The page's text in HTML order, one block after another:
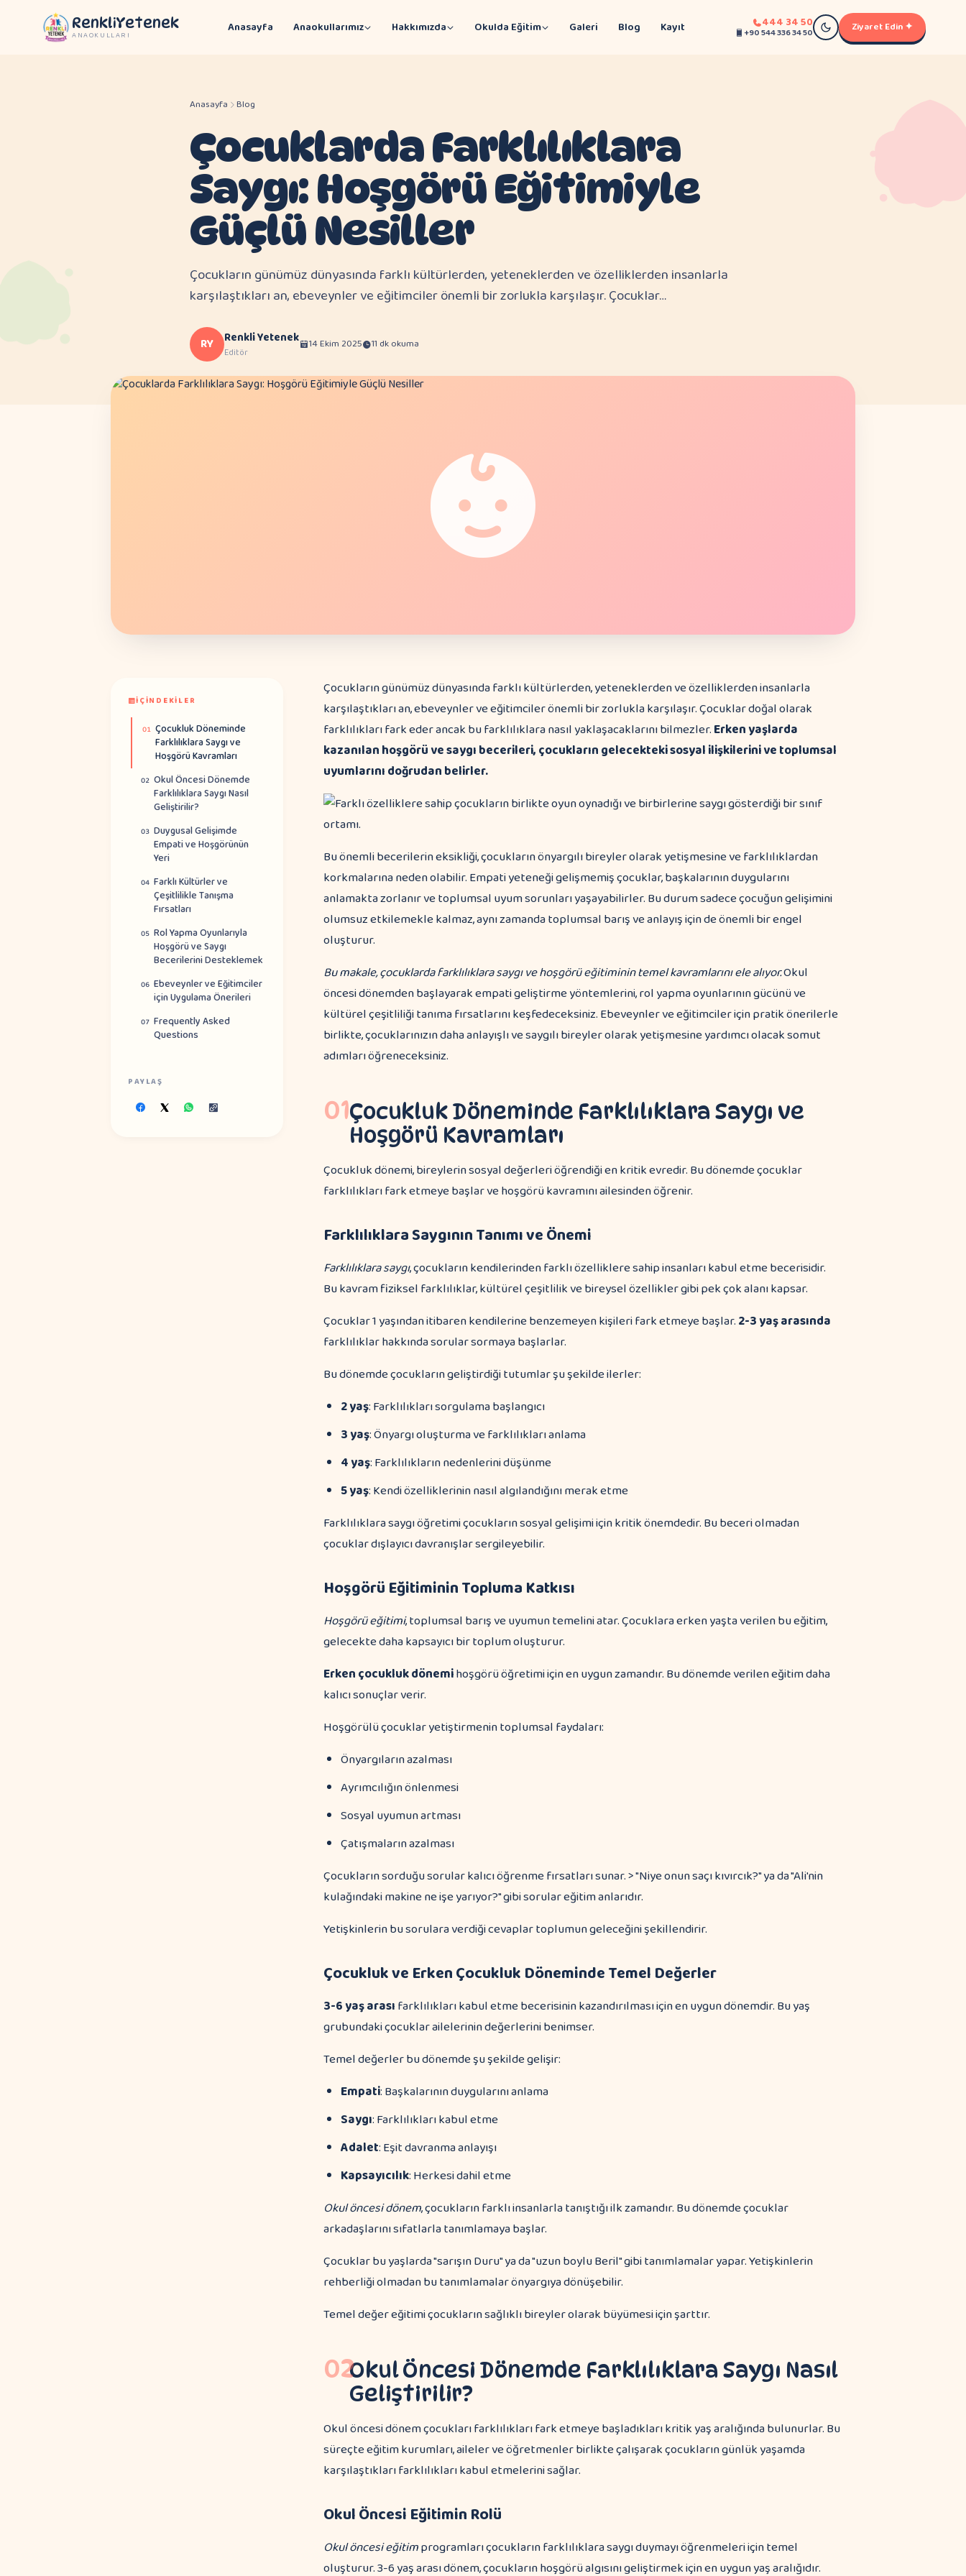
RenkliYetenek
ANAOKULLARI Anasayfa Anaokullarımız Hakkımızda Okulda Eğitim Galeri Blog Kayıt 444 34 50
+90 544 336 34 50 Ziyaret Edin ✦
Anasayfa Blog
Çocuklarda Farklılıklara
Saygı: Hoşgörü Eğitimiyle
Güçlü Nesiller
Çocukların günümüz dünyasında farklı kültürlerden, yeteneklerden ve özelliklerden insanlarla
karşılaştıkları an, ebeveynler ve eğitimciler önemli bir zorlukla karşılaşır. Çocuklar…
RY Renkli Yetenek
Editör
14 Ekim 2025 11 dk okuma
İÇINDEKILER
01 Çocukluk Döneminde
Farklılıklara Saygı ve
Hoşgörü Kavramları
02 Okul Öncesi Dönemde
Farklılıklara Saygı Nasıl
Geliştirilir?
03 Duygusal Gelişimde
Empati ve Hoşgörünün
Yeri
04 Farklı Kültürler ve
Çeşitlilikle Tanışma
Fırsatları
05 Rol Yapma Oyunlarıyla
Hoşgörü ve Saygı
Becerilerini Desteklemek
06 Ebeveynler ve Eğitimciler
için Uygulama Önerileri
07 Frequently Asked
Questions
PAYLAŞ
Çocukların günümüz dünyasında farklı kültürlerden, yeteneklerden ve özelliklerden insanlarla
karşılaştıkları an, ebeveynler ve eğitimciler önemli bir zorlukla karşılaşır. Çocuklar doğal olarak
farklılıkları fark eder ancak bu farklılıklara nasıl yaklaşacaklarını bilmezler.Erken yaşlarda
kazanılan hoşgörü ve saygı becerileri, çocukların gelecekteki sosyal ilişkilerini ve toplumsal
uyumlarını doğrudan belirler.
Bu önemli becerilerin eksikliği, çocukların önyargılı bireyler olarak yetişmesine ve farklılıklardan
korkmalarına neden olabilir. Empati yeteneği gelişmemiş çocuklar, başkalarının duygularını
anlamakta zorlanır ve toplumsal uyum sorunları yaşayabilirler. Bu durum sadece çocuğun gelişimini
olumsuz etkilemekle kalmaz, aynı zamanda toplumsal barış ve anlayış için de önemli bir engel
oluşturur.
Bu makale, çocuklarda farklılıklara saygı ve hoşgörü eğitiminin temel kavramlarını ele alıyor.Okul
öncesi dönemden başlayarak empati geliştirme yöntemlerini, rol yapma oyunlarının gücünü ve
kültürel çeşitliliği tanıma fırsatlarını keşfedeceksiniz. Ebeveynler ve eğitimciler için pratik önerilerle
birlikte, çocuklarınızın daha anlayışlı ve saygılı bireyler olarak yetişmesine yardımcı olacak somut
adımları öğreneceksiniz.
01Çocukluk Döneminde Farklılıklara Saygı ve
Hoşgörü Kavramları
Çocukluk dönemi, bireylerin sosyal değerleri öğrendiği en kritik evredir. Bu dönemde çocuklar
farklılıkları fark etmeye başlar ve hoşgörü kavramını ailesinden öğrenir.
Farklılıklara Saygının Tanımı ve Önemi
Farklılıklara saygı, çocukların kendilerinden farklı özelliklere sahip insanları kabul etme becerisidir.
Bu kavram fiziksel farklılıklar, kültürel çeşitlilik ve bireysel özellikler gibi pek çok alanı kapsar.
Çocuklar 1 yaşından itibaren kendilerine benzemeyen kişileri fark etmeye başlar.2-3 yaş arasında
farklılıklar hakkında sorular sormaya başlarlar.
Bu dönemde çocukların geliştirdiği tutumlar şu şekilde ilerler:
2 yaş: Farklılıkları sorgulama başlangıcı
3 yaş: Önyargı oluşturma ve farklılıkları anlama
4 yaş: Farklılıkların nedenlerini düşünme
5 yaş: Kendi özelliklerinin nasıl algılandığını merak etme
Farklılıklara saygı öğretimi çocukların sosyal gelişimi için kritik önemdedir. Bu beceri olmadan
çocuklar dışlayıcı davranışlar sergileyebilir.
Hoşgörü Eğitiminin Topluma Katkısı
Hoşgörü eğitimi, toplumsal barış ve uyumun temelini atar. Çocuklara erken yaşta verilen bu eğitim,
gelecekte daha kapsayıcı bir toplum oluşturur.
Erken çocukluk dönemihoşgörü öğretimi için en uygun zamandır. Bu dönemde verilen eğitim daha
kalıcı sonuçlar verir.
Hoşgörülü çocuklar yetiştirmenin toplumsal faydaları:
Önyargıların azalması
Ayrımcılığın önlenmesi
Sosyal uyumun artması
Çatışmaların azalması
Çocukların sorduğu sorular kalıcı öğrenme fırsatları sunar. > "Niye onun saçı kıvırcık?" ya da "Ali'nin
kulağındaki makine ne işe yarıyor?" gibi sorular eğitim anlarıdır.
Yetişkinlerin bu sorulara verdiği cevaplar toplumun geleceğini şekillendirir.
Çocukluk ve Erken Çocukluk Döneminde Temel Değerler
3-6 yaş arasıfarklılıkları kabul etme becerisinin kazandırılması için en uygun dönemdir. Bu yaş
grubundaki çocuklar ailelerinin değerlerini benimser.
Temel değerler bu dönemde şu şekilde gelişir:
Empati: Başkalarının duygularını anlama
Saygı: Farklılıkları kabul etme
Adalet: Eşit davranma anlayışı
Kapsayıcılık: Herkesi dahil etme
Okul öncesi dönem, çocukların farklı insanlarla tanıştığı ilk zamandır. Bu dönemde çocuklar
arkadaşlarını sıfatlarla tanımlamaya başlar.
Çocuklar bu yaşlarda "sarışın Duru" ya da "uzun boylu Beril" gibi tanımlamalar yapar. Yetişkinlerin
rehberliği olmadan bu tanımlamalar önyargıya dönüşebilir.
Temel değer eğitimi çocukların sağlıklı bireyler olarak büyümesi için şarttır.
02Okul Öncesi Dönemde Farklılıklara Saygı Nasıl
Geliştirilir?
Okul öncesi dönem çocukları farklılıkları fark etmeye başladıkları kritik yaş aralığında bulunurlar. Bu
süreçte eğitim kurumları, aileler ve öğretmenler birlikte çalışarak çocukların günlük yaşamda
karşılaştıkları farklılıkları kabul etmelerini sağlar.
Okul Öncesi Eğitimin Rolü
Okul öncesi eğitimprogramları çocukların farklılıklara saygı duymayı öğrenmeleri için temel
oluşturur. 3-6 yaş arası dönem, çocukların hoşgörü algısını geliştirmek için en uygun yaş aralığıdır.